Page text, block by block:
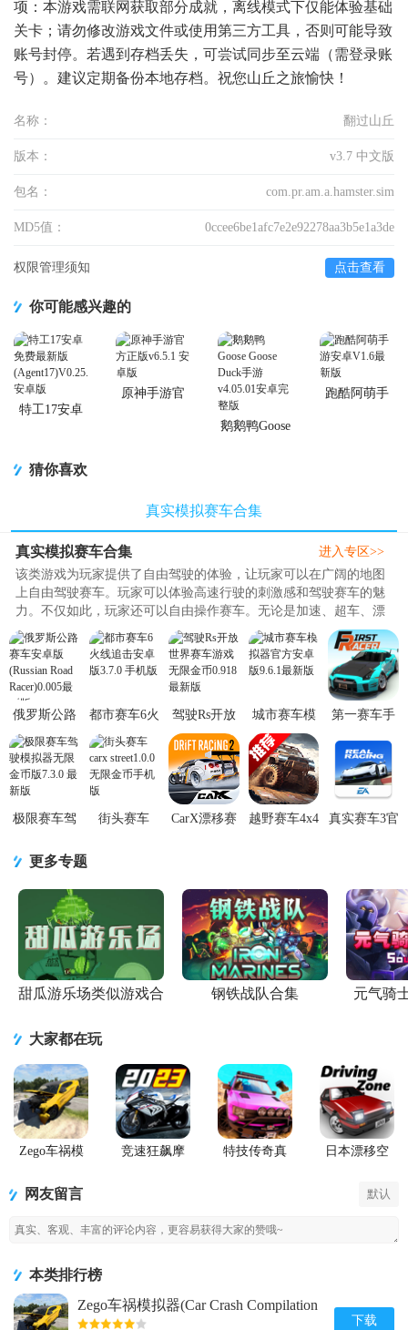
项：本游戏需联网获取部分成就，离线模式下仅能体验基础
关卡；请勿修改游戏文件或使用第三方工具，否则可能导致
账号封停。若遇到存档丢失，可尝试同步至云端（需登录账
号）。建议定期备份本地存档。祝您山丘之旅愉快！
名称： 翻过山丘
版本： v3.7 中文版
包名： com.pr.am.a.hamster.sim
MD5值： 0ccee6be1afc7e2e92278aa3b5e1a3de
权限管理须知 点击查看
你可能感兴趣的
特工17安卓
原神手游官
鹅鹅鸭Goose
跑酷阿萌手
猜你喜欢
真实模拟赛车合集
真实模拟赛车合集
该类游戏为玩家提供了自由驾驶的体验，让玩家可以在广阔的地图
上自由驾驶赛车。玩家可以体验高速行驶的刺激感和驾驶赛车的魅
力。不仅如此，玩家还可以自由操作赛车。无论是加速、超车、漂
移还是飞跃障碍物，只要玩家的技术足够，可以尽情挑战各种驾驶
技术。游戏内还有广阔的地图，为玩家提供多样化的驾驶环境。玩
家可以探索不同类型的道路和地形，享受驾驶赛车的多样性与自由
度。游戏简单易操作。各种有趣的挑战等待着玩家！玩家将..
进入专区>>
俄罗斯公路
赛车安卓版
(Russian
Road
Racer)0.005
都市赛车6火
线追击安卓
版3.7.0 手机
版
驾驶Rs开放
世界赛车游
戏无限金币
0.918最新版
城市赛车模
拟器官方安
卓版9.6.1最
新版
第一赛车手
官方版
0.6.71最新
版
极限赛车驾
限金币版
7.3.0 最新版
街头赛车
版
CarX漂移赛
菜单版
越野赛车4x4
安卓
真实赛车3官
更多专题
甜瓜游乐场类似游戏合
钢铁战队合集 元气骑
大家都在玩
Zego车祸模
Compilation
单
竞速狂飙摩
特技传奇真
日本漂移空
网友留言 默认
本类排行榜
Zego车祸模拟器(Car Crash Compilation
Game)内置菜单1.9 安卓修改版
下载